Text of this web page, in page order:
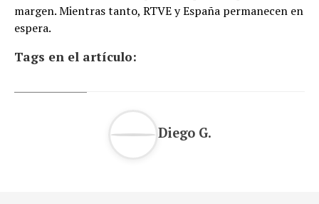
margen. Mientras tanto, RTVE y España permanecen en
espera.
Tags en el artículo:
Diego G.